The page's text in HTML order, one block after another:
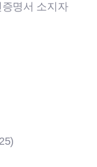
명서 소지자